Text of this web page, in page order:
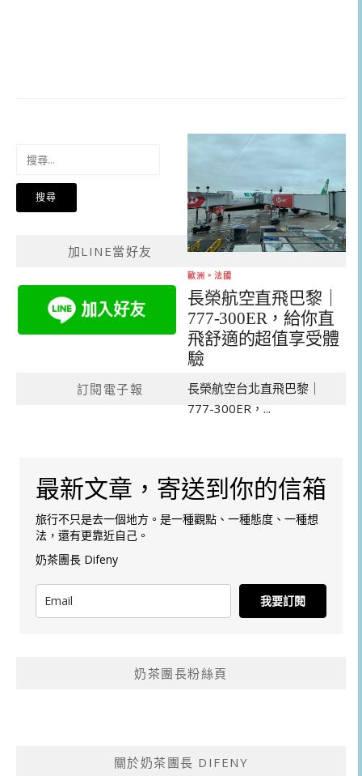
歐洲。法國
長榮航空直飛巴黎｜
777-300ER，給你直
飛舒適的超值享受體
驗
長榮航空台北直飛巴黎｜
777-300ER，...
關
加LINE當好友
訂閱電子報
最新文章，寄送到你的信箱
旅行不只是去一個地方。是一種觀點、一種態度、一種想
法，還有更靠近自己。
奶茶團長 Difeny
我要訂閱
奶茶團長粉絲頁
關於奶茶團長 DIFENY